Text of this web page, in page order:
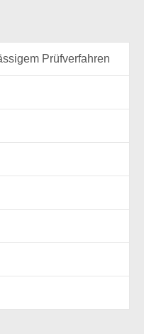
Prüfverfahren